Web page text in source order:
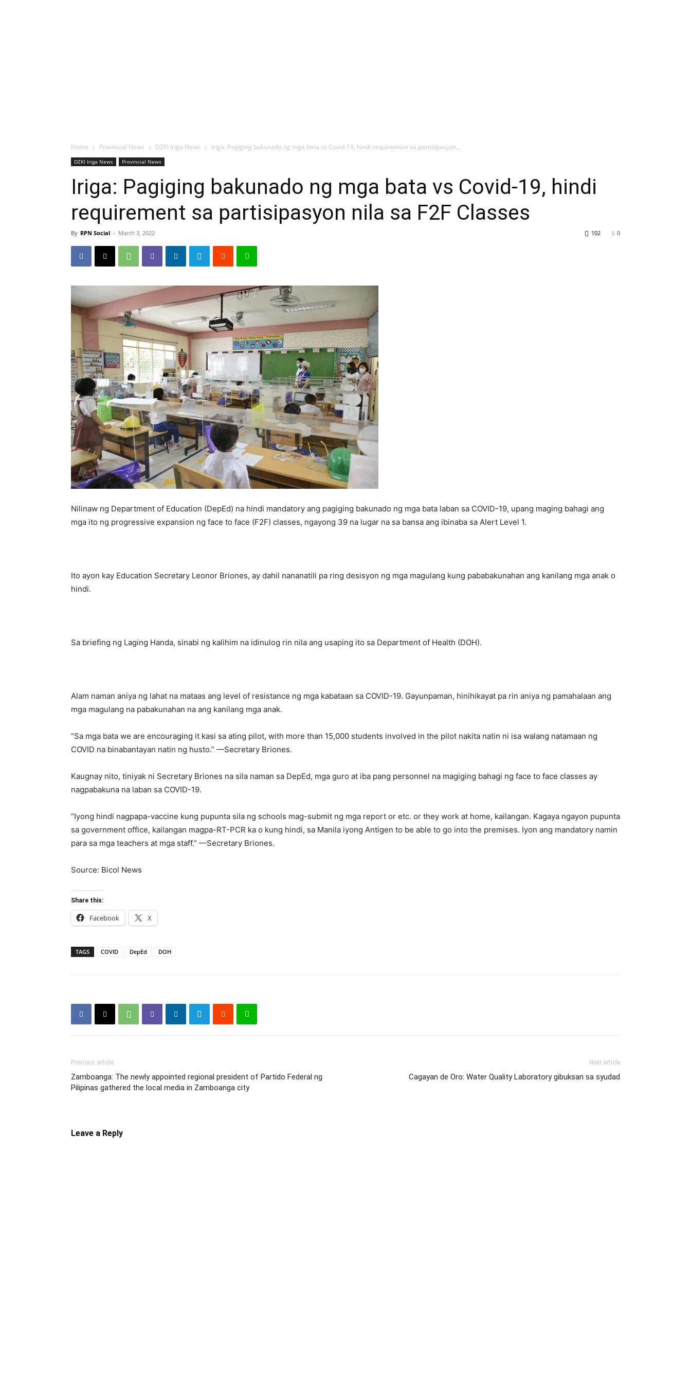
Home Provincial News DZKI Iriga News Iriga: Pagiging bakunado ng mga bata vs Covid-19, hindi requirement sa partisipasyon...
DZKI Iriga News Provincial News
Iriga: Pagiging bakunado ng mga bata vs Covid-19, hindi
requirement sa partisipasyon nila sa F2F Classes
By RPN Social - March 3, 2022 0
102
Nilinaw ng Department of Education (DepEd) na hindi mandatory ang pagiging bakunado ng mga bata laban sa COVID-19, upang maging bahagi ang
mga ito ng progressive expansion ng face to face (F2F) classes, ngayong 39 na lugar na sa bansa ang ibinaba sa Alert Level 1.
Ito ayon kay Education Secretary Leonor Briones, ay dahil nananatili pa ring desisyon ng mga magulang kung pababakunahan ang kanilang mga anak o
hindi.
Sa briefing ng Laging Handa, sinabi ng kalihim na idinulog rin nila ang usaping ito sa Department of Health (DOH).
Alam naman aniya ng lahat na mataas ang level of resistance ng mga kabataan sa COVID-19. Gayunpaman, hinihikayat pa rin aniya ng pamahalaan ang
mga magulang na pabakunahan na ang kanilang mga anak.
“Sa mga bata we are encouraging it kasi sa ating pilot, with more than 15,000 students involved in the pilot nakita natin ni isa walang natamaan ng
COVID na binabantayan natin ng husto.” —Secretary Briones.
Kaugnay nito, tiniyak ni Secretary Briones na sila naman sa DepEd, mga guro at iba pang personnel na magiging bahagi ng face to face classes ay
nagpabakuna na laban sa COVID-19.
“Iyong hindi nagpapa-vaccine kung pupunta sila ng schools mag-submit ng mga report or etc. or they work at home, kailangan. Kagaya ngayon pupunta
sa government office, kailangan magpa-RT-PCR ka o kung hindi, sa Manila iyong Antigen to be able to go into the premises. Iyon ang mandatory namin
para sa mga teachers at mga staff.” —Secretary Briones.
Source: Bicol News
Share this:
Facebook X
TAGS COVID DepEd DOH
Previous article
Zamboanga: The newly appointed regional president of Partido Federal ng
Pilipinas gathered the local media in Zamboanga city
Next article
Cagayan de Oro: Water Quality Laboratory gibuksan sa syudad
Leave a Reply